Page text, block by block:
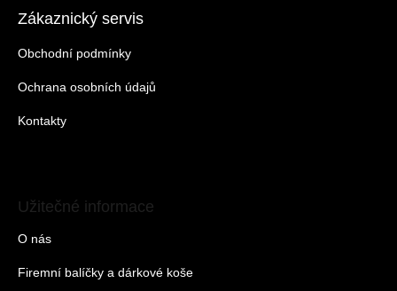
Zákaznický servis
Obchodní podmínky
Ochrana osobních údajů
Kontakty
Užitečné informace
O nás
Firemní balíčky a dárkové koše